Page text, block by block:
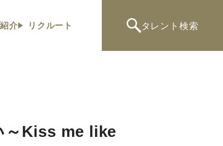
介 リクルート タレント 検索
～Kiss me like